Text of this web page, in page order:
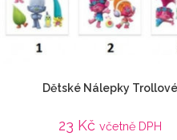
Dětské Nálepky Trollové
23 Kč včetně DPH